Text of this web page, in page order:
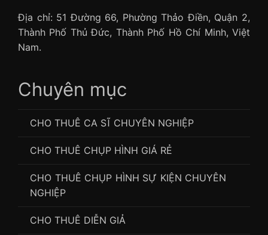
Địa chỉ: 51 Đường 66, Phường Thảo Điền, Quận 2,
Thành Phố Thủ Đức, Thành Phố Hồ Chí Minh, Việt
Nam.
Chuyên mục
CHO THUÊ CA SĨ CHUYÊN NGHIỆP
CHO THUÊ CHỤP HÌNH GIÁ RẺ
CHO THUÊ CHỤP HÌNH SỰ KIỆN CHUYÊN
NGHIỆP
CHO THUÊ DIỄN GIẢ